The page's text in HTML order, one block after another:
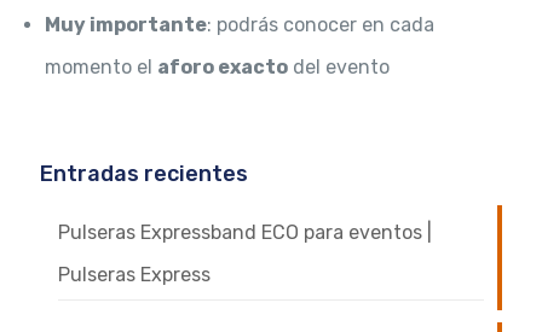
Muy importante: podrás conocer en cada
momento el aforo exactodel evento
Entradas recientes
Pulseras Expressband ECO para eventos |
Pulseras Express